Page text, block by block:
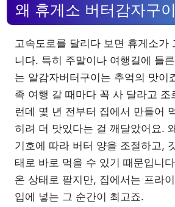
왜 휴게소 버터감자구
고속도로를 달리다 보면 휴게소가
니다. 특히 주말이나 여행길에 들
는 알감자버터구이는 추억의 맛이
족 여행 갈 때마다 꼭 사 달라고 조
런데 몇 년 전부터 집에서 만들어
히려 더 맛있다는 걸 깨달았어요.
기호에 따라 버터 양을 조절하고,
태로 바로 먹을 수 있기 때문입니
온 상태로 팔지만, 집에서는 프라
입에 넣는 그 순간이 최고죠.